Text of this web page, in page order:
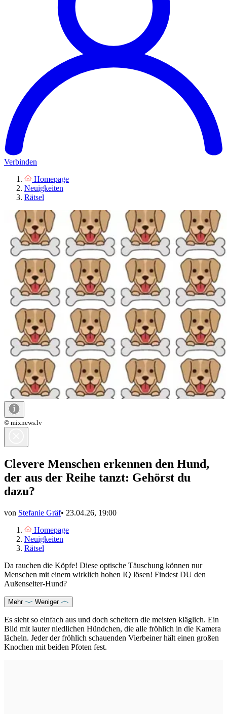
Verbinden
Homepage
Neuigkeiten
Rätsel
© mixnews.lv
Clevere Menschen erkennen den Hund,
der aus der Reihe tanzt: Gehörst du
dazu?
von Stefanie Gräf• 23.04.26, 19:00
Homepage
Neuigkeiten
Rätsel
Da rauchen die Köpfe! Diese optische Täuschung können nur
Menschen mit einem wirklich hohen IQ lösen! Findest DU den
Außenseiter-Hund?
Mehr Weniger
Es sieht so einfach aus und doch scheitern die meisten kläglich. Ein
Bild mit lauter niedlichen Hündchen, die alle fröhlich in die Kamera
lächeln. Jeder der fröhlich schauenden Vierbeiner hält einen großen
Knochen mit beiden Pfoten fest.